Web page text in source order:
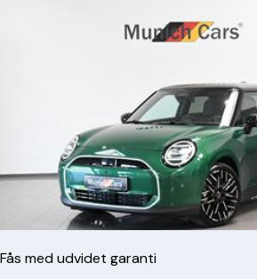
Fås med udvidet garanti